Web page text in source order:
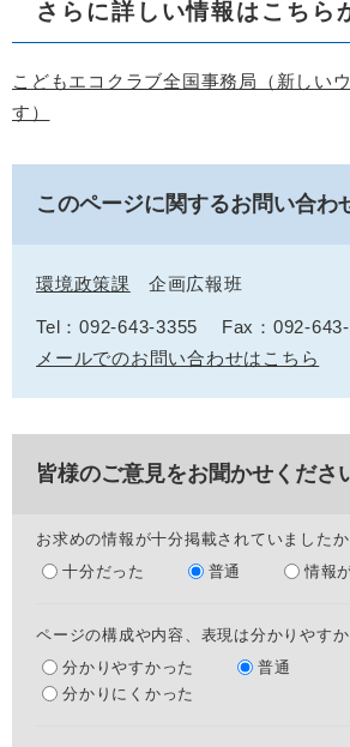
さらに詳しい情報はこちら
こどもエコクラブ全国事務局（新しい
す）
このページに関するお問い合わ
環境政策課 企画広報班
Tel：092-643-3355
Fax：092-
メールでのお問い合わせはこちら
皆様のご意見をお聞かせくださ
お求めの情報が十分掲載されていましたか
十分だった
普通 情報
ページの構成や内容、表現は分かりやす
分かりやすかった
普通
分かりにくかった